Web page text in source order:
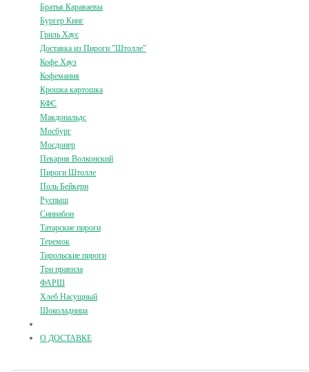
Братья Караваевы
Бургер Кинг
Гриль Хаус
Доставка из Пироги "Штолле"
Кофе Хауз
Кофемания
Крошка картошка
КФС
Макдональдс
Мосбург
Мосдонер
Пекарня Волконский
Пироги Штолле
Поль Бейкери
Руспыш
Синнабон
Татарские пироги
Теремок
Тирольские пироги
Три правила
ФАРШ
Хлеб Насущный
Шоколадница
О ДОСТАВКЕ